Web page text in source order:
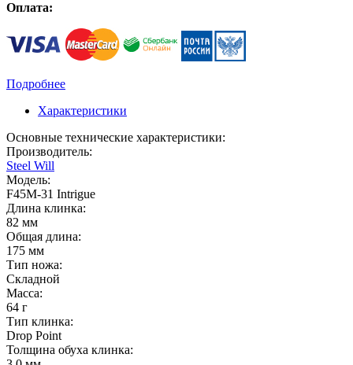
Оплата:
Подробнее
Характеристики
Основные технические характеристики:
Производитель:
Steel Will
Модель:
F45M-31 Intrigue
Длина клинка:
82 мм
Общая длина:
175 мм
Тип ножа:
Складной
Масса:
64 г
Тип клинка:
Drop Point
Толщина обуха клинка: